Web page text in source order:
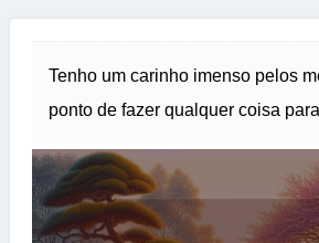
Tenho um carinho imenso pelos
ponto de fazer qualquer coisa